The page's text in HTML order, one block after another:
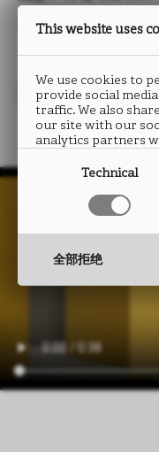
厚度： 0.5 至 2.0 mm
This website uses
We use cookies to
provide social
traffic. We also
our site with our
analytics partners
they haveTechnical
全部拒绝